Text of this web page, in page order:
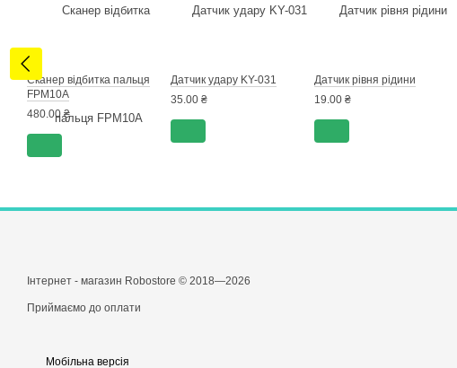
Сканер відбитка пальця
FPM10A
480.00 ₴
Датчик удару KY-031
35.00 ₴
Датчик рівня рідини
19.00 ₴
Інтернет - магазин Robostore © 2018—2026
Приймаємо до оплати
Мобільна версія